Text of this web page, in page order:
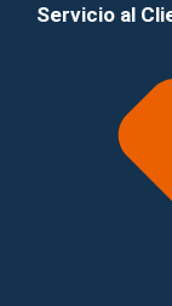
Servicio al